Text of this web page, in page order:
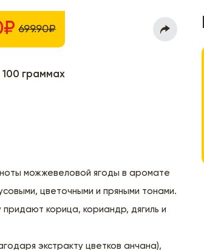
699.90₽
граммах
можжевеловой ягоды в аромате
цветочными и пряными тонами.
придают корица, кориандр, дягиль и
экстракту цветков анчана),